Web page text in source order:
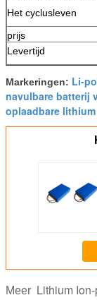
Het cyclusleven
prijs
Levertijd
Markeringen: Li-
navulbare batterij
oplaadbare
Meer Lithium